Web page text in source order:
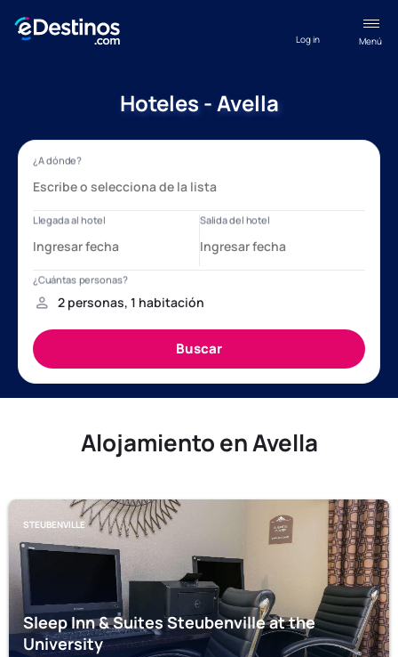
Menú
Log in
Hoteles - Avella
Alojamiento en Avella
STEUBENVILLE
Sleep Inn & Suites Steubenville at the
University